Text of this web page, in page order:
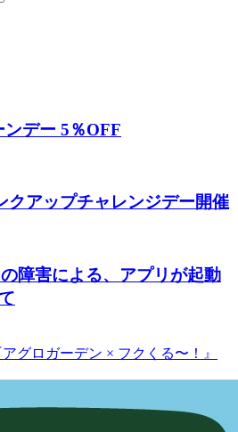
ンデー 5％OFF
アップチャレンジデー開催
障害による、アプリが起動